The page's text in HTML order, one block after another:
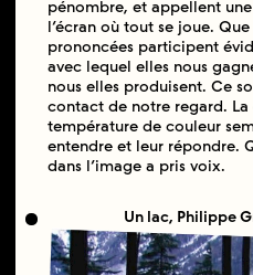
pénombre, et appellent
l’écran où tout se joue.
prononcées participent
avec lequel elles nous
nous elles produisent. Ce
contact de notre regard.
température de couleur
entendre et leur répondre.
dans l’image a pris voix.
Un lac, Philippe